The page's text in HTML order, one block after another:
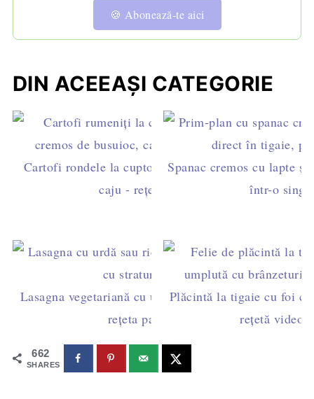
🍪 Abonează-te aici
DIN ACEEAȘI CATEGORIE
Cartofi rondele la cuptor cu pesto de busuioc și
caju - rețetă de post
Spanac cremos cu lapte
într-o
Lasagna vegetariană cu urdă (ricotta) și spanac –
rețeta pas cu pas
Plăcintă la tigaie cu foi
rețetă video
662
SHARES